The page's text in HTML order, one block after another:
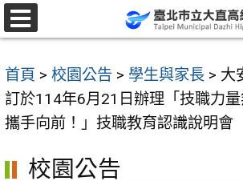
跳
至
要
內
容
首頁 > 校園公告 > 學生與家長 > 大
訂於114年6月21日辦理「技職力
攜手向前！」技職教育認識說明會
校園公告
選
單